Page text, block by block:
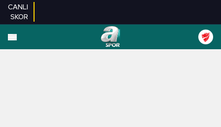
CANLI
SKOR